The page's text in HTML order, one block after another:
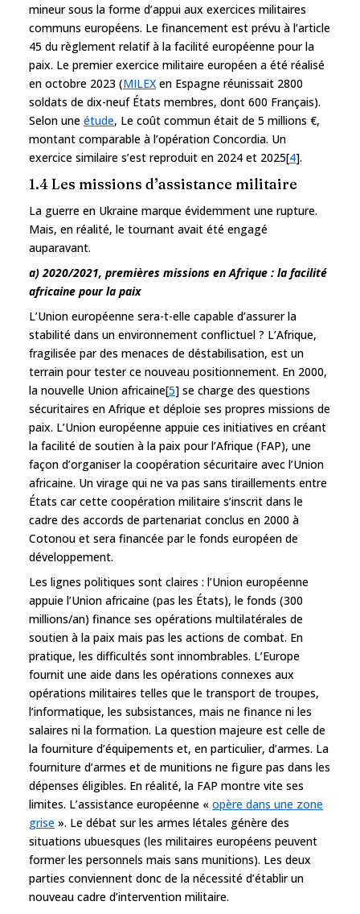
mineur sous la forme d’appui aux exercices militaires
communs européens. Le financement est prévu à l’article
45 du règlement relatif à la facilité européenne pour la
paix. Le premier exercice militaire européen a été réalisé
en octobre 2023 (MILEX en Espagne réunissait 2800
soldats de dix-neuf États membres, dont 600 Français).
Selon une étude, Le coût commun était de 5 millions €,
montant comparable à l’opération Concordia. Un
exercice similaire s’est reproduit en 2024 et 2025[4].
1.4 Les missions d’assistance militaire
La guerre en Ukraine marque évidemment une rupture.
Mais, en réalité, le tournant avait été engagé
auparavant.
a) 2020/2021, premières missions en Afrique : la facilité
africaine pour la paix
L’Union européenne sera-t-elle capable d’assurer la
stabilité dans un environnement conflictuel ? L’Afrique,
fragilisée par des menaces de déstabilisation, est un
terrain pour tester ce nouveau positionnement. En 2000,
la nouvelle Union africaine[5] se charge des questions
sécuritaires en Afrique et déploie ses propres missions de
paix. L’Union européenne appuie ces initiatives en créant
la facilité de soutien à la paix pour l’Afrique (FAP), une
façon d’organiser la coopération sécuritaire avec l’Union
africaine. Un virage qui ne va pas sans tiraillements entre
États car cette coopération militaire s’inscrit dans le
cadre des accords de partenariat conclus en 2000 à
Cotonou et sera financée par le fonds européen de
développement.
Les lignes politiques sont claires : l’Union européenne
appuie l’Union africaine (pas les États), le fonds (300
millions/an) finance ses opérations multilatérales de
soutien à la paix mais pas les actions de combat. En
pratique, les difficultés sont innombrables. L’Europe
fournit une aide dans les opérations connexes aux
opérations militaires telles que le transport de troupes,
l’informatique, les subsistances, mais ne finance ni les
salaires ni la formation. La question majeure est celle de
la fourniture d’équipements et, en particulier, d’armes. La
fourniture d’armes et de munitions ne figure pas dans les
dépenses éligibles. En réalité, la FAP montre vite ses
limites. L’assistance européenne « opère dans une zone
grise ». Le débat sur les armes létales génère des
situations ubuesques (les militaires européens peuvent
former les personnels mais sans munitions). Les deux
parties conviennent donc de la nécessité d’établir un
nouveau cadre d’intervention militaire.